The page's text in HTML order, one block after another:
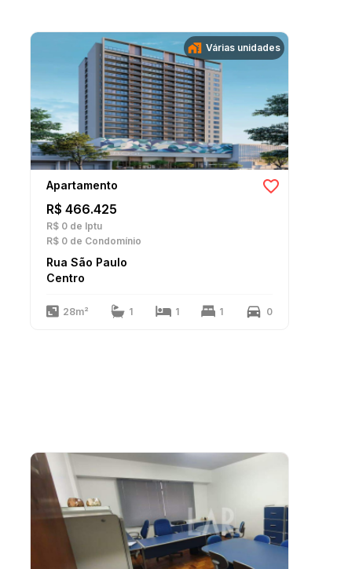
Várias unidades
Apartamento
R$ 466.425
R$ 0 de Iptu
R$ 0 de Condomínio
Rua São Paulo
Centro
28m² 1 1 1 0